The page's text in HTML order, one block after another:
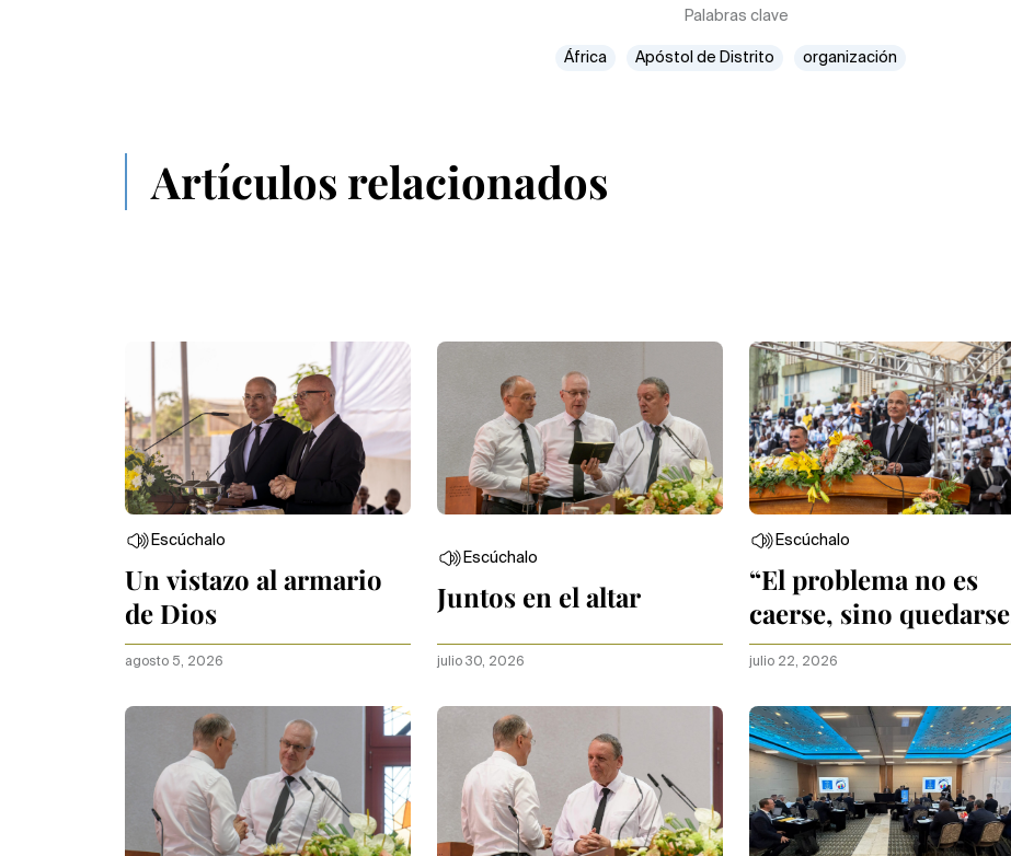
Palabras clave
África Apóstol de Distrito organización
Artículos relacionados
Escúchalo
Un vistazo al armario
de Dios
agosto 5, 2026
Escúchalo
Juntos en el altar
julio 30, 2026
Escúchalo
“El problema no es
caerse, sino quedarse
tirado”
julio 22, 2026